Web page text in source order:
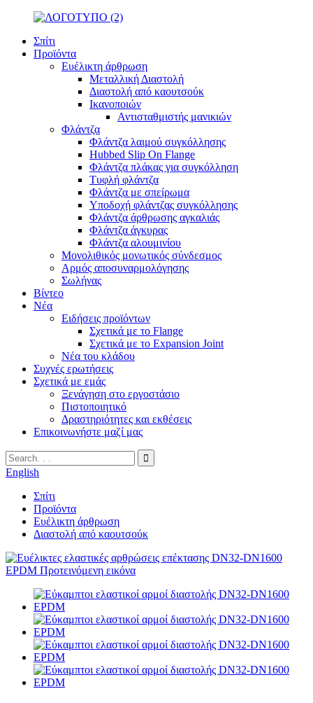
Σπίτι
Προϊόντα
Ευέλικτη άρθρωση
Μεταλλική Διαστολή
Διαστολή από καουτσούκ
Ικανοποιών
Αντισταθμιστής μανικιών
Φλάντζα
Φλάντζα λαιμού συγκόλλησης
Hubbed Slip On Flange
Φλάντζα πλάκας για συγκόλληση
Τυφλή φλάντζα
Φλάντζα με σπείρωμα
Υποδοχή φλάντζας συγκόλλησης
Φλάντζα άρθρωσης αγκαλιάς
Φλάντζα άγκυρας
Φλάντζα αλουμινίου
Μονολιθικός μονωτικός σύνδεσμος
Αρμός αποσυναρμολόγησης
Σωλήνας
Βίντεο
Νέα
Ειδήσεις προϊόντων
Σχετικά με το Flange
Σχετικά με το Expansion Joint
Νέα του κλάδου
Συχνές ερωτήσεις
Σχετικά με εμάς
Ξενάγηση στο εργοστάσιο
Πιστοποιητικό
Δραστηριότητες και εκθέσεις
Επικοινωνήστε μαζί μας
English
Σπίτι
Προϊόντα
Ευέλικτη άρθρωση
Διαστολή από καουτσούκ